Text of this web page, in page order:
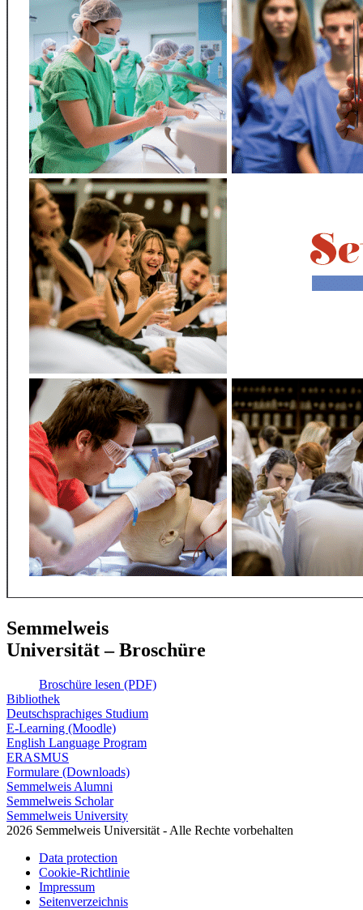
Semmelweis
Universität – Broschüre
Broschüre lesen (PDF)
Bibliothek
Deutschsprachiges Studium
E-Learning (Moodle)
English Language Program
ERASMUS
Formulare (Downloads)
Semmelweis Alumni
Semmelweis Scholar
Semmelweis University
2026 Semmelweis Universität - Alle Rechte vorbehalten
Data protection
Cookie-Richtlinie
Impressum
Seitenverzeichnis